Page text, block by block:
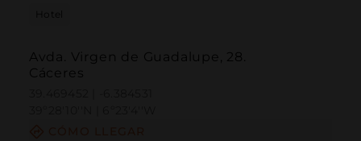
Hotel
Avda. Virgen de Guadalupe, 28.
Cáceres